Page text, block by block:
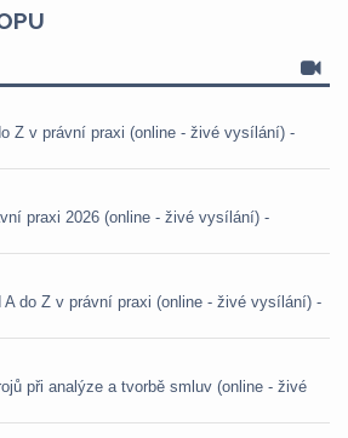
Z v právní praxi (online - živé vysílání) -
praxi 2026 (online - živé vysílání) -
A do Z v právní praxi (online - živé vysílání) -
při analýze a tvorbě smluv (online - živé